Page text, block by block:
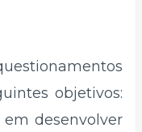
objetivos:
desenvolver